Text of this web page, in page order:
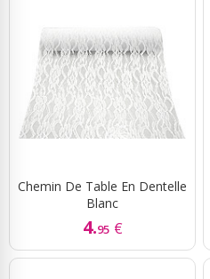
Chemin De Table En Dentelle
Blanc
4.95 €